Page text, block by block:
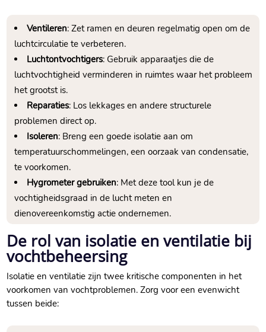
Ventileren: Zet ramen en deuren regelmatig open om de
luchtcirculatie te verbeteren.​
Luchtontvochtigers: Gebruik apparaatjes die de
luchtvochtigheid verminderen in ruimtes waar het probleem
het grootst is.​
Reparaties: Los lekkages en andere structurele
problemen direct op.​
Isoleren: Breng een goede isolatie aan om
temperatuurschommelingen, een oorzaak van condensatie,
te voorkomen.​
Hygrometer gebruiken: Met deze tool kun je de
vochtigheidsgraad in de lucht meten en
dienovereenkomstig actie ondernemen.​
De rol van isolatie en ventilatie bij
vochtbeheersing
Isolatie en ventilatie zijn twee kritische componenten in het
voorkomen van vochtproblemen.​ Zorg voor een evenwicht
tussen beide: